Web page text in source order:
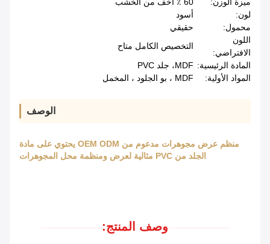
ميزة الوزن:
60 ٪ أخف من الخشب
لون:
أسود
محمول:
حقيقي
اللون
الافتراضي:
التخصيص الكامل متاح
المادة الرئيسية: MDF، جلد PVC
المواد الأولية:
MDF ، بو الجلود ، المخمل
الوصف
منظم عرض مجوهرات مدعوم من OEM ODM يحتوي على مادة
الجلد من PVC مثالية لعرض ومنظمة محل المجوهرات
وصف المنتج: